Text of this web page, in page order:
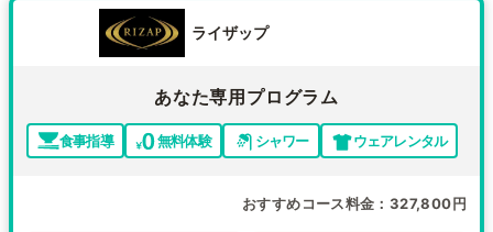
ライザップ
あなた専用プログラム
食事指導 無料体験 シャワー ウェアレンタル
おすすめコース料金 327,800円